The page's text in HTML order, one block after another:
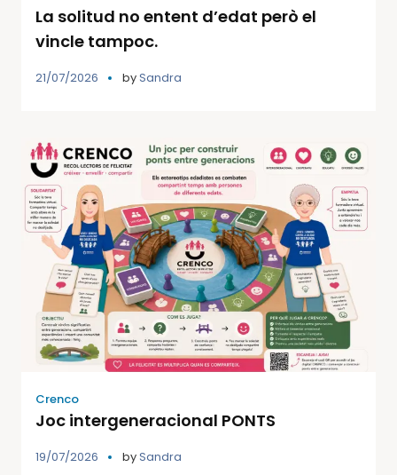
La solitud no entent d’edat però el
vincle tampoc.
21/07/2026 bySandra
Crenco
Joc intergeneracional PONTS
19/07/2026 bySandra